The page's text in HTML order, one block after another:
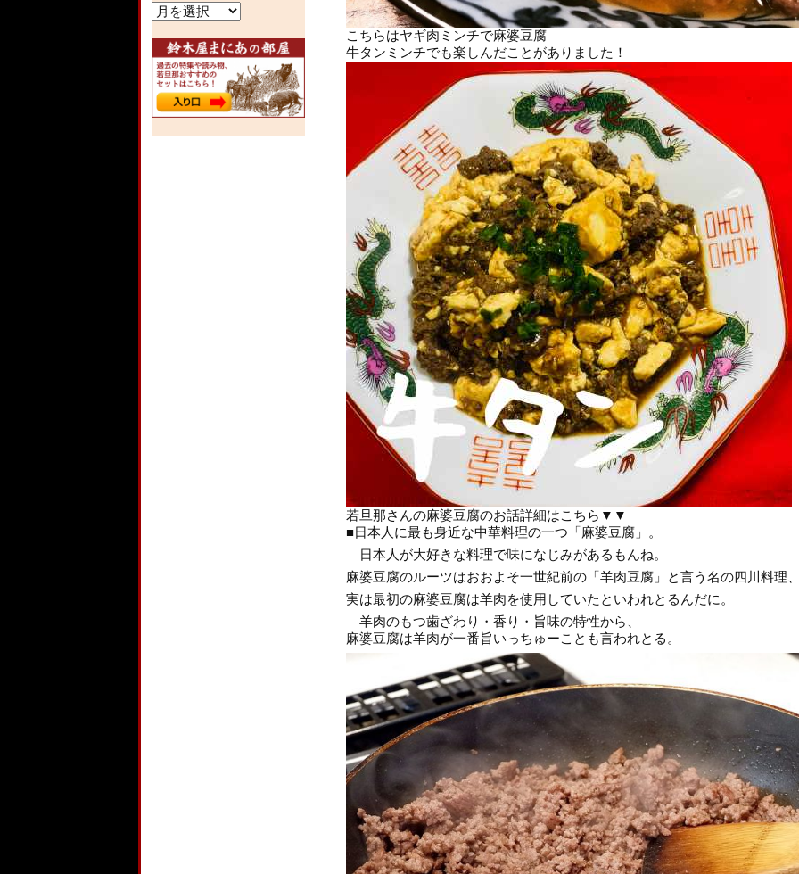
こちらはヤギ肉ミンチで麻婆豆腐
牛タンミンチでも楽しんだことがありました！
若旦那さんの麻婆豆腐のお話詳細はこちら▼▼
■日本人に最も身近な中華料理の一つ「麻婆豆腐」。
日本人が大好きな料理で味になじみがあるもんね。
麻婆豆腐のルーツはおおよそ一世紀前の「羊肉豆腐」と言う名の四川料理
実は最初の麻婆豆腐は羊肉を使用していたといわれとるんだに。
羊肉のもつ歯ざわり・香り・旨味の特性から、
麻婆豆腐は羊肉が一番旨いっちゅーことも言われとる。
ア
ー
カ
イ
ブ